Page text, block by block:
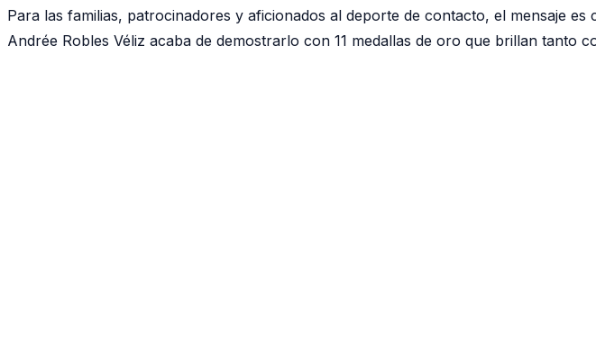
Para las familias, patrocinadores y aficionados al deporte de contacto, el mensaje
Andrée Robles Véliz acaba de demostrarlo con 11 medallas de oro que brillan tanto